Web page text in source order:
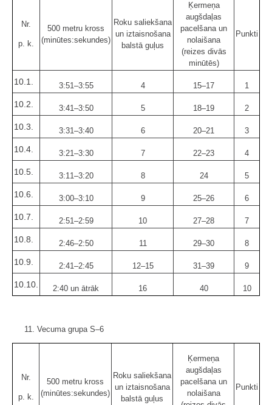
Nr.
p. k.
500 metru kross
(minūtes:sekundes)
Roku saliekšana
un iztaisnošana
balstā guļus
Ķermeņa
augšdaļas
pacelšana un
nolaišana
(reizes divās
minūtēs)
Punkti
10.1. 3:51–3:55 4 15–17 1
10.2. 3:41–3:50 5 18–19 2
10.3. 3:31–3:40 6 20–21 3
10.4. 3:21–3:30 7 22–23 4
10.5. 3:11–3:20 8 24 5
10.6. 3:00–3:10 9 25–26 6
10.7. 2:51–2:59 10 27–28 7
10.8. 2:46–2:50 11 29–30 8
10.9. 2:41–2:45 12–15 31–39 9
10.10. 2:40 un ātrāk 16 40 10
11. Vecuma grupa S–6
Nr.
p. k.
500 metru kross
(minūtes:sekundes)
Roku saliekšana
un iztaisnošana
balstā guļus
Ķermeņa
augšdaļas
pacelšana un
nolaišana
Punkti